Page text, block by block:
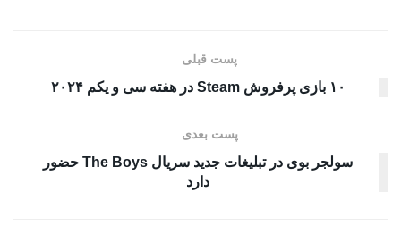
پست قبلی
۱۰ بازی پرفروش Steam در هفته سی‌ و یکم ۲۰۲۴
پست بعدی
سولجر بوی در تبلیغات جدید سریال The Boys حضور
دارد